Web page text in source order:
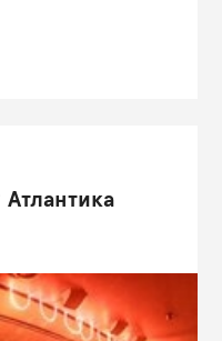
Атлантика